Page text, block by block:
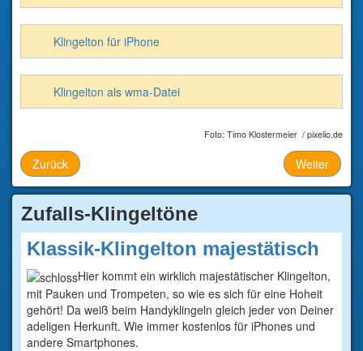
Klingelton für iPhone
Klingelton als wma-Datei
Foto: Timo Klostermeier / pixelio.de
Zurück Weiter
Zufalls-Klingeltöne
Klassik-Klingelton majestätisch
Hier kommt ein wirklich majestätischer Klingelton,
mit Pauken und Trompeten, so wie es sich für eine Hoheit
gehört! Da weiß beim Handyklingeln gleich jeder von Deiner
adeligen Herkunft. Wie immer kostenlos für iPhones und
andere Smartphones.